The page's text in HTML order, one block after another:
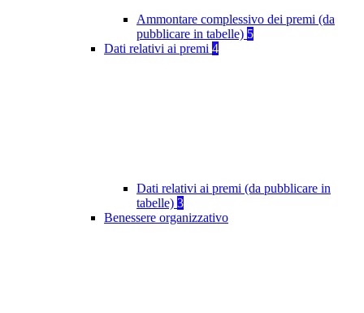
Ammontare complessivo dei premi (da
pubblicare in tabelle) 5
Dati relativi ai premi 4
Dati relativi ai premi (da pubblicare in
tabelle) 3
Benessere organizzativo